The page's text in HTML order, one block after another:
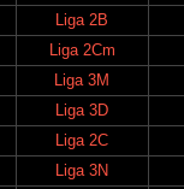
Liga 2B
Liga 2Cm
Liga 3M
Liga 3D
Liga 2C
Liga 3N